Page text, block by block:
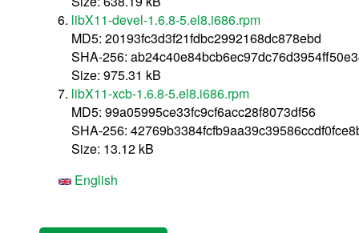
libX11-devel-1.6.8-5.el8.i686.rpm
MD5: 20193fc3d3f21fdbc2992168dc878ebd
SHA-256:
Size: 975.31 kB
libX11-xcb-1.6.8-5.el8.i686.rpm
MD5: 99a05995ce33fc9cf6acc28f8073df56
SHA-256:
Size: 13.12 kB
English